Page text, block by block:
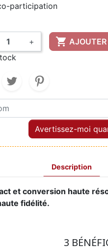
participation
+ 
Avertissez-moi
Description
et conversion haute
fidélité.
3